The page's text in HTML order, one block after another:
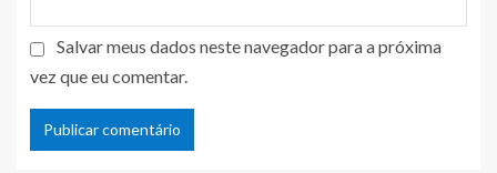
Salvar meus dados neste navegador para a próxima
vez que eu comentar.